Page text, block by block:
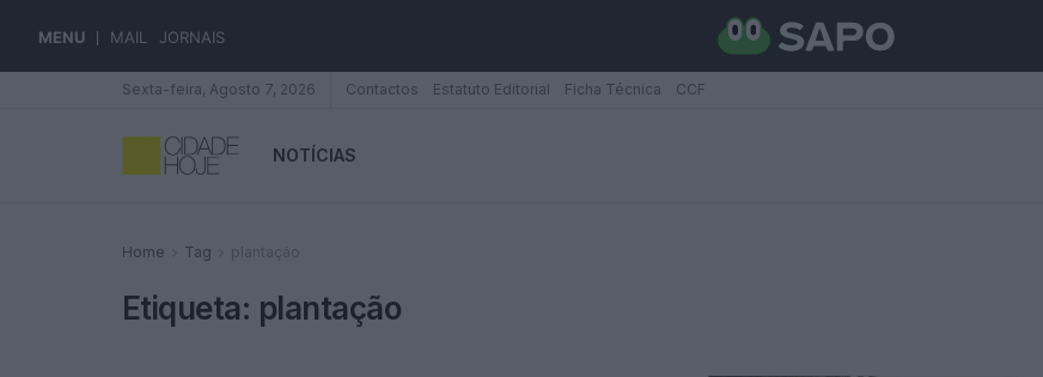
MENU MAIL JORNAIS
Sexta-feira, Agosto 7, 2026 Contactos Estatuto Editorial Ficha Técnica CCF
NOTÍCIAS
Home Tag plantação
Etiqueta: plantação